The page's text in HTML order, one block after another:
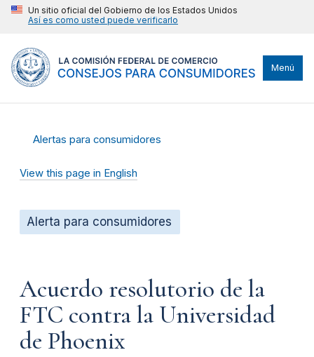
Un sitio oficial del Gobierno de los Estados Unidos
Así es como usted puede verificarlo
Menú
Alertas para consumidores
View this page in English
Alerta para consumidores
Acuerdo resolutorio de la
FTC contra la Universidad
de Phoenix